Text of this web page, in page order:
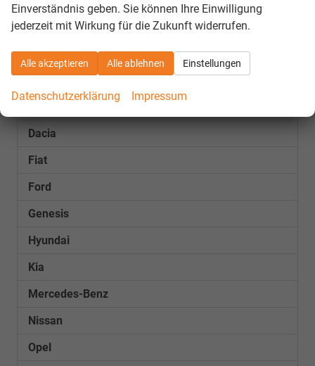
GEBRAUCHTFAHRZEUGE
Audi
BMW
Dacia
Fiat
Ford
Genesis
Hyundai
Kia
Mercedes-Benz
Nissan
Opel
Einverständnis geben. Sie können Ihre Einwilligung
jederzeit mit Wirkung für die Zukunft widerrufen.
Alle akzeptieren Alle ablehnen Einstellungen
Datenschutzerklärung Impressum